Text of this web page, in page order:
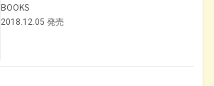
BOOKS
2018.12.05 発売